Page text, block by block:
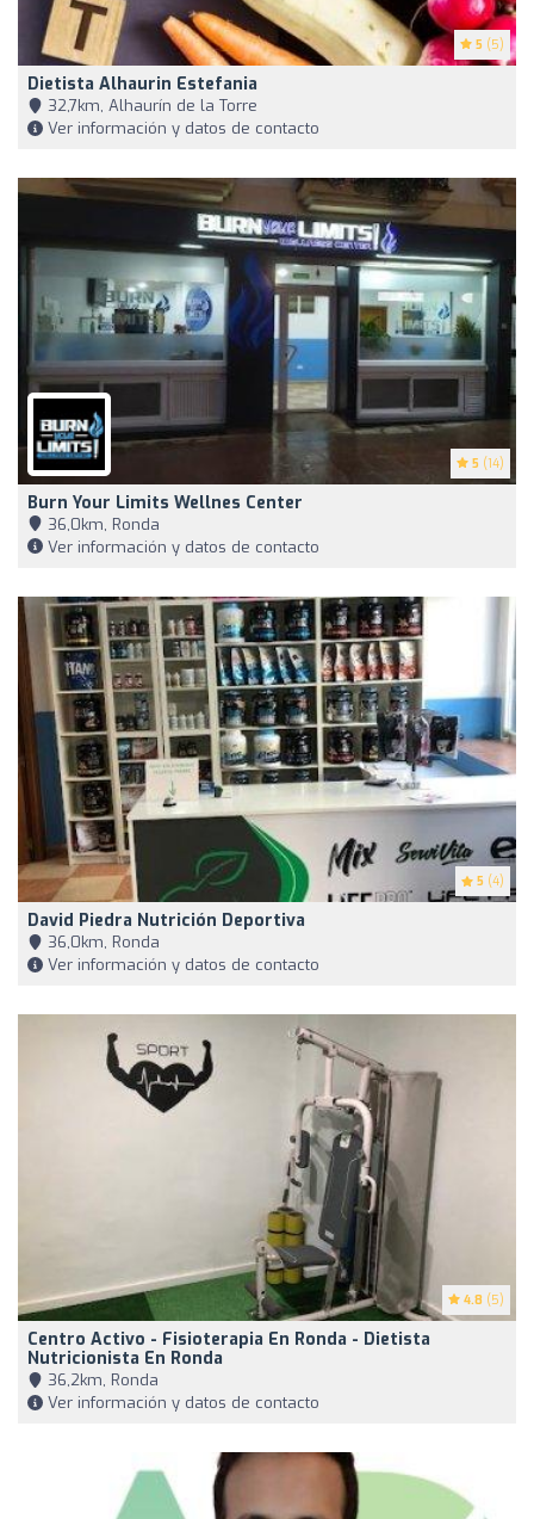
5 (5)
Dietista Alhaurin Estefania
32,7km, Alhaurín de la Torre
Ver información y datos de contacto
5 (14)
Burn Your Limits Wellnes Center
36,0km, Ronda
Ver información y datos de contacto
5 (4)
David Piedra Nutrición Deportiva
36,0km, Ronda
Ver información y datos de contacto
4.8 (5)
Centro Activo - Fisioterapia En Ronda - Dietista
Nutricionista En Ronda
36,2km, Ronda
Ver información y datos de contacto